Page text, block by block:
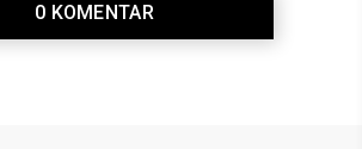
0 KOMENTAR